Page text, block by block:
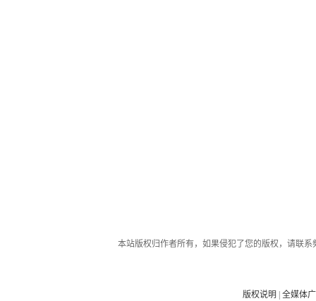
本站版权归作者所有，如果侵犯了您的版权，请联
版权说明 |全媒体